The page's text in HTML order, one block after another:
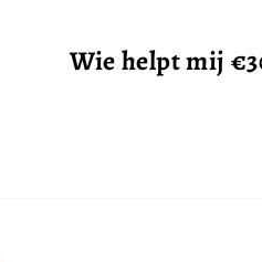
Wie helpt mij